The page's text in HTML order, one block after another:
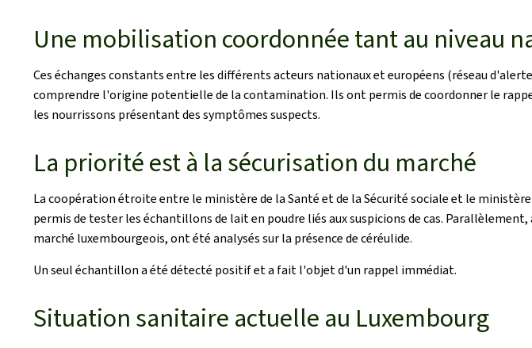
Une mobilisation coordonnée tant au niveau
Ces échanges constants entre les différents acteurs nationaux et européens (réseau
comprendre l'origine potentielle de la contamination. Ils ont permis de coordonner le
les nourrissons présentant des symptômes suspects.
La priorité est à la sécurisation du marché
La coopération étroite entre le ministère de la Santé et de la Sécurité sociale et le
permis de tester les échantillons de lait en poudre liés aux suspicions de cas.
marché luxembourgeois, ont été analysés sur la présence de céréulide.
Un seul échantillon a été détecté positif et a fait l'objet d'un rappel immédiat.
Situation sanitaire actuelle au Luxembourg